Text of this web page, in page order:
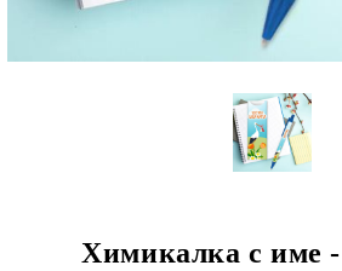
Химикалка с име